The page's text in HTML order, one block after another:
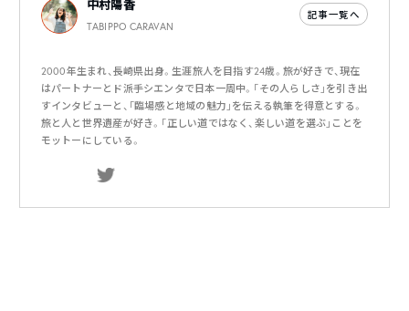
中村陽香
TABIPPO CARAVAN
記事一覧へ
2000年生まれ、長崎県出身。生涯旅人を目指す24歳。旅が好きで、現在
はパートナーとド派手シエンタで日本一周中。「その人らしさ」を引き出
すインタビューと、「臨場感と地域の魅力」を伝える執筆を得意とする。
旅と人と世界遺産が好き。「正しい道ではなく、楽しい道を選ぶ」ことを
モットーにしている。